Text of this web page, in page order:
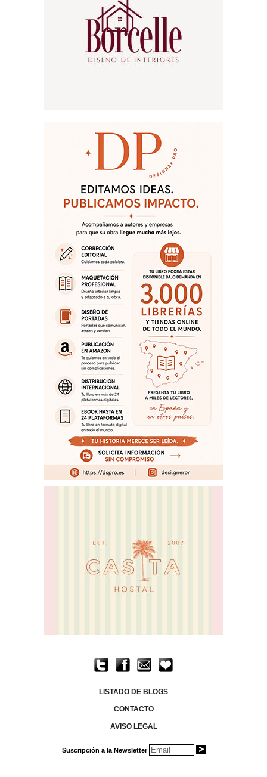
LISTADO DE BLOGS
CONTACTO
AVISO LEGAL
Suscripción a la Newsletter